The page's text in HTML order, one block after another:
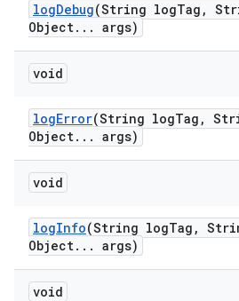
logDebug(String logTag ,
Object. . . args)
void
logError(String logTag ,
Object. . . args)
void
logInfo(String logTag ,
Object. . . args)
void